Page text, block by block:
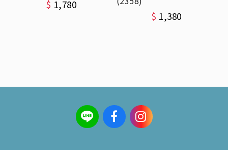
$ 1,780
$ 1,380